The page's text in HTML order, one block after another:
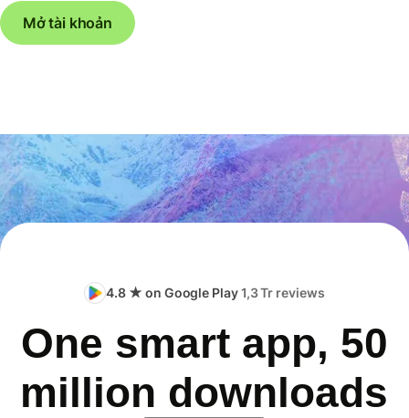
Mở tài khoản
4.8 ★ on Google Play1,3 Tr reviews
One smart app, 50
million downloads